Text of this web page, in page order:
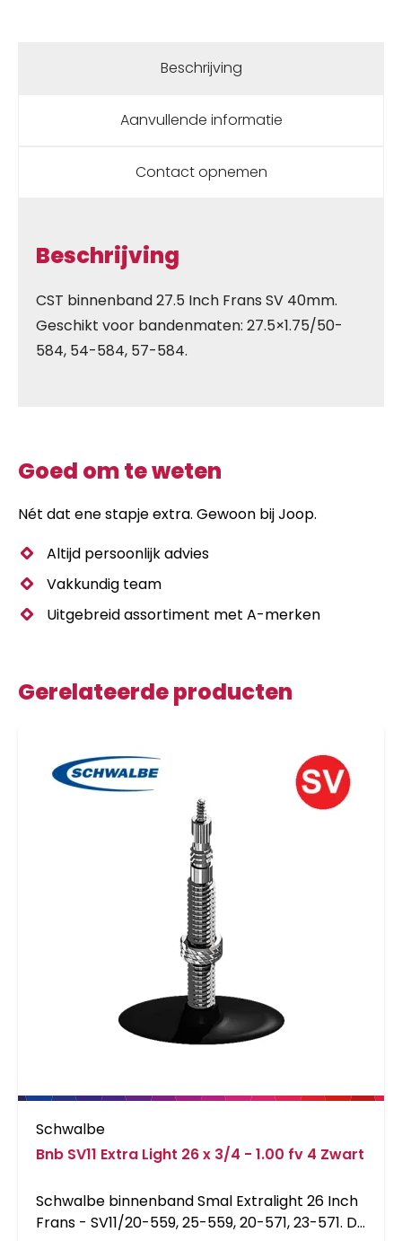
Beschrijving
Aanvullende informatie
Contact opnemen
Beschrijving
CST binnenband 27.5 Inch Frans SV 40mm.
Geschikt voor bandenmaten: 27.5×1.75/50-
584, 54-584, 57-584.
Goed om te weten
Nét dat ene stapje extra. Gewoon bij Joop.
Altijd persoonlijk advies
Vakkundig team
Uitgebreid assortiment met A-merken
Gerelateerde producten
Schwalbe
Bnb SV11 Extra Light 26 x 3/4 - 1.00 fv 4 Zwart
Schwalbe binnenband Smal Extralight 26 Inch
Frans - SV11/20-559, 25-559, 20-571, 23-571. De